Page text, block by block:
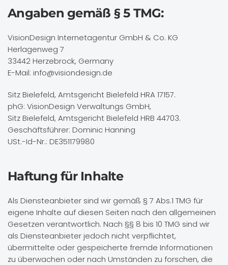
Angaben gemäß § 5 TMG:
VisionDesign Internetagentur GmbH & Co. KG
Herlagenweg 7
33442 Herzebrock, Germany
E-Mail: info@visiondesign.de
Sitz Bielefeld, Amtsgericht Bielefeld HRA 17157.
phG: VisionDesign Verwaltungs GmbH,
Sitz Bielefeld, Amtsgericht Bielefeld HRB 44703.
Geschäftsführer: Dominic Hanning
USt.-Id-Nr.: DE351179980
Haftung für Inhalte
Als Diensteanbieter sind wir gemäß § 7 Abs.1 TMG für
eigene Inhalte auf diesen Seiten nach den allgemeinen
Gesetzen verantwortlich. Nach §§ 8 bis 10 TMG sind wir
als Diensteanbieter jedoch nicht verpflichtet,
übermittelte oder gespeicherte fremde Informationen
zu überwachen oder nach Umständen zu forschen, die